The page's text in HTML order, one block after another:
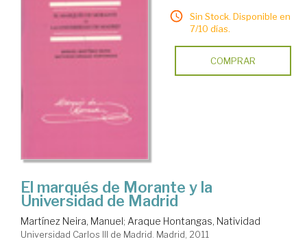
Sin Stock. Disponible en
7/10 días.
COMPRAR
El marqués de Morante y la
Universidad de Madrid
Martínez Neira, Manuel; Araque Hontangas, Natividad
Universidad Carlos III de Madrid. Madrid, 2011